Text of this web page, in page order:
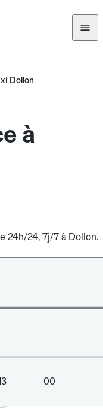
Dollon
à
24h/24, 7j/7 à Dollon.
00